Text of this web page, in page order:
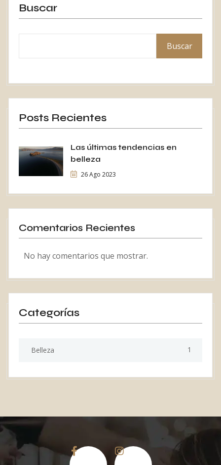
Buscar
Buscar
Posts Recientes
Las últimas tendencias en
belleza
26 Ago 2023
Comentarios Recientes
No hay comentarios que mostrar.
Categorías
Belleza 1